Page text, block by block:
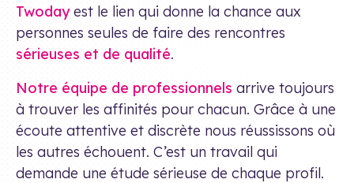
Twodayest le lien qui donne la chance aux
personnes seules de faire des rencontres
sérieuses et de qualité.
Notre équipe de professionnels arrive toujours
à trouver les affinités pour chacun. Grâce à une
écoute attentive et discrète nous réussissons où
les autres échouent. C’est un travail qui
demande une étude sérieuse de chaque profil.